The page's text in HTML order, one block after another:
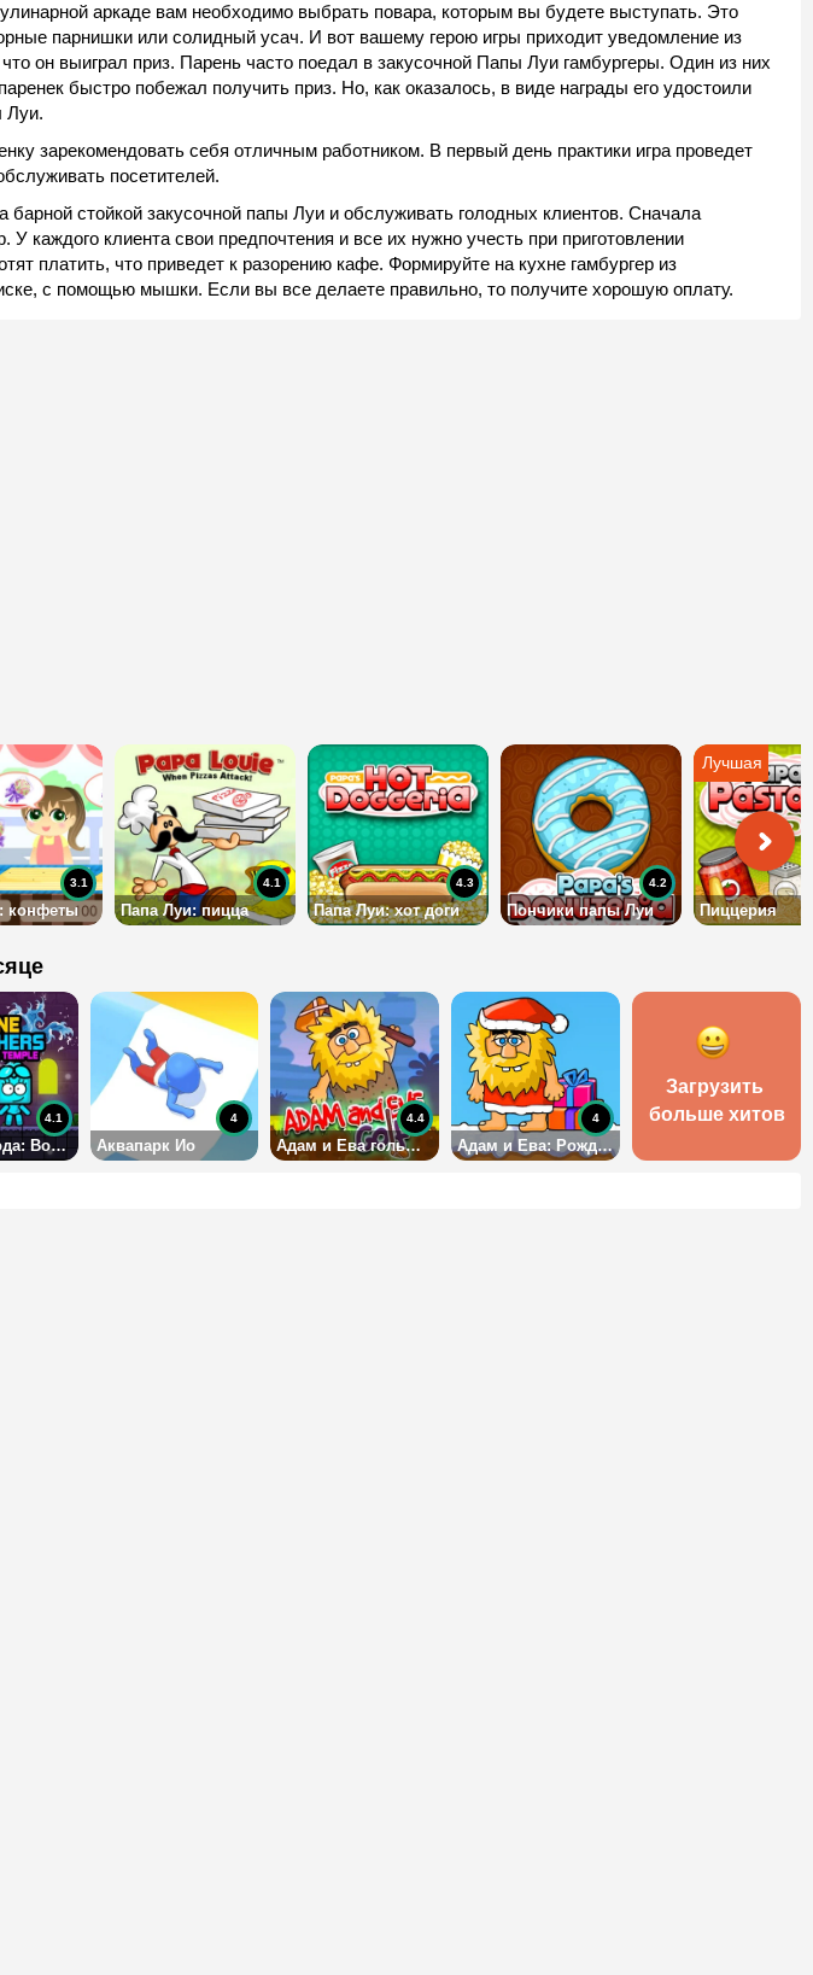
аркаде вам необходимо выбрать повара, которым вы будете выступать. Это
парнишки или солидный усач. И вот вашему герою игры приходит уведомление из
он выиграл приз. Парень часто поедал в закусочной Папы Луи гамбургеры. Один из них
быстро побежал получить приз. Но, как оказалось, в виде награды его удостоили
Луи.
зарекомендовать себя отличным работником. В первый день практики игра проведет
посетителей.
барной стойкой закусочной папы Луи и обслуживать голодных клиентов. Сначала
У каждого клиента свои предпочтения и все их нужно учесть при приготовлении
платить, что приведет к разорению кафе. Формируйте на кухне гамбургер из
с помощью мышки. Если вы все делаете правильно, то получите хорошую оплату.
конфеты
3.1
Папа Луи: пицца
4.1
Папа Луи: хот доги
4.3
Пончики папы Луи
4.2
Пиццерия
Огонь и Вода: Волшебный храм
4.1
Аквапарк Ио
4
Адам и Ева гольфисты
4.4
Адам и Ева: Рождество
4
Загрузить
больше хитов